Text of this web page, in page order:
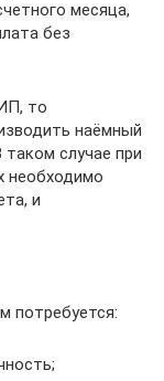
месяца,
без
то
наёмный
случае при
необходимо
и
потребуется: